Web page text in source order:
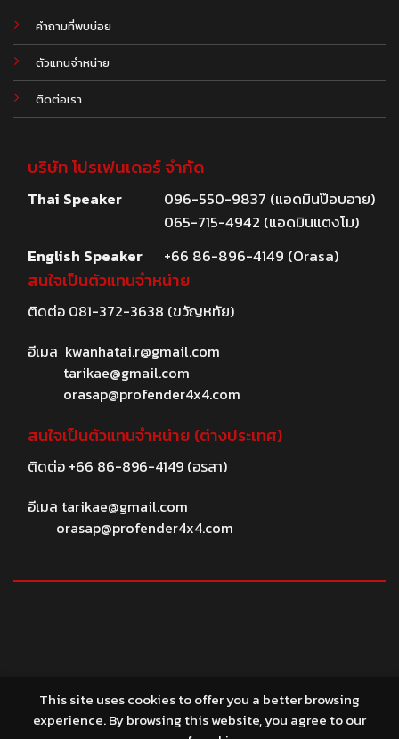
คำถามที่พบบ่อย
ตัวแทนจำหน่าย
ติดต่อเรา
บริษัท โปรเฟนเดอร์ จำกัด
Thai Speaker
096-550-9837 (แอดมินป๊อบอาย)
065-715-4942 (แอดมินแตงโม)
English Speaker
+66 86-896-4149 (Orasa)
สนใจเป็นตัวแทนจำหน่าย
ติดต่อ 081-372-3638 (ขวัญหทัย)
อีเมล kwanhatai.r@gmail.com
tarikae@gmail.com
orasap@profender4x4.com
สนใจเป็นตัวแทนจำหน่าย (ต่างประเทศ)
ติดต่อ +66 86-896-4149(อรสา)
อีเมล tarikae@gmail.com
orasap@profender4x4.com
This site uses cookies to offer you a better browsing
experience. By browsing this website, you agree to our